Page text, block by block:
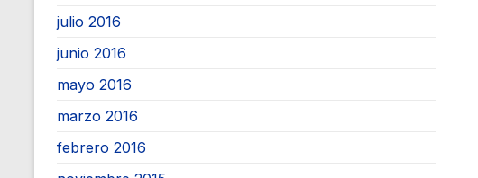
julio 2016
junio 2016
mayo 2016
marzo 2016
febrero 2016